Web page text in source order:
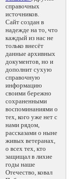
справочных
источников.
Сайт создан в
надежде на то, что
каждый из нас не
только внесёт
данные архивных
документов, но и
дополнит сухую
справочную
информацию
своими бережно
сохраненными
воспоминаниями о
тех, кого уже нет с
нами рядом,
рассказами о ныне
живых ветеранах,
о всех тех, кто
защищал в лихие
годы наше
Отечество, ковал